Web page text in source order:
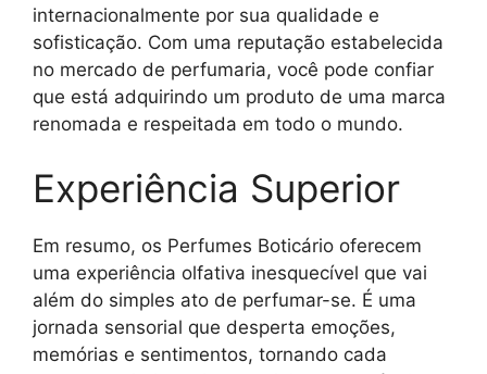
internacionalmente por sua qualidade e
sofisticação. Com uma reputação estabelecida
no mercado de perfumaria, você pode confiar
que está adquirindo um produto de uma marca
renomada e respeitada em todo o mundo.
Experiência Superior
Em resumo, os Perfumes Boticário oferecem
uma experiência olfativa inesquecível que vai
além do simples ato de perfumar-se. É uma
jornada sensorial que desperta emoções,
memórias e sentimentos, tornando cada